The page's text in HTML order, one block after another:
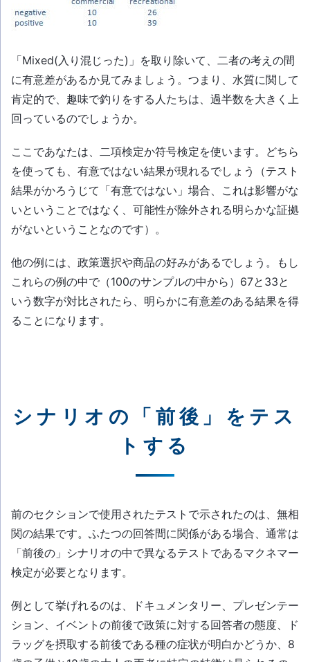
「Mixed(入り混じった)」を取り除いて、二者の考えの間
に有意差があるか見てみましょう。つまり、水質に関して
肯定的で、趣味で釣りをする人たちは、過半数を大きく上
回っているのでしょうか。
ここであなたは、二項検定か符号検定を使います。どちら
を使っても、有意ではない結果が現れるでしょう（テスト
結果がかろうじて「有意ではない」場合、これは影響がな
いということではなく、可能性が除外される明らかな証拠
がないということなのです）。
他の例には、政策選択や商品の好みがあるでしょう。もし
これらの例の中で（100のサンプルの中から）67と33と
いう数字が対比されたら、明らかに有意差のある結果を得
ることになります。
シナリオの「前後」をテス
トする
前のセクションで使用されたテストで示されたのは、無相
関の結果です。ふたつの回答間に関係がある場合、通常は
「前後の」シナリオの中で異なるテストであるマクネマー
検定が必要となります。
例として挙げれるのは、ドキュメンタリー、プレゼンテー
ション、イベントの前後で政策に対する回答者の態度、ド
ラッグを摂取する前後である種の症状が明白かどうか、8